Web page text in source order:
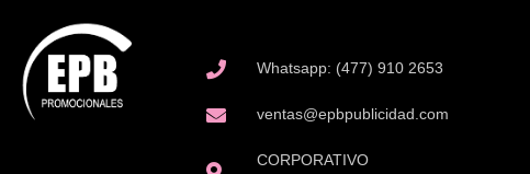
Whatsapp: (477) 910 2653
ventas@epbpublicidad.com
CORPORATIVO